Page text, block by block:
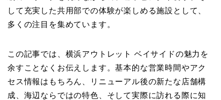
して充実した共用部での体験が楽しめる施設として、
多くの注目を集めています。
この記事では、横浜アウトレット ベイサイドの魅力を
余すことなくお伝えします。基本的な営業時間やアク
セス情報はもちろん、リニューアル後の新たな店舗構
成、海辺ならではの特色、そして実際に訪れる際に知